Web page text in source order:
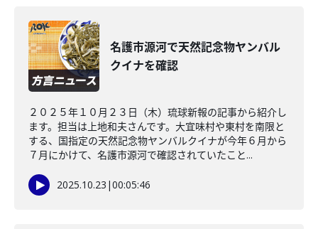
名護市源河で天然記念物ヤンバル
クイナを確認
２０２５年１０月２３日（木）琉球新報の記事から紹介し
ます。担当は上地和夫さんです。大宜味村や東村を南限と
する、国指定の天然記念物ヤンバルクイナが今年６月から
７月にかけて、名護市源河で確認されていたこと...
2025.10.23 |00:05:46